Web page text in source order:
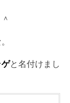
と名付けまし